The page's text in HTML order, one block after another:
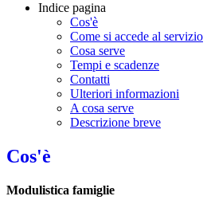
Indice pagina
Cos'è
Come si accede al servizio
Cosa serve
Tempi e scadenze
Contatti
Ulteriori informazioni
A cosa serve
Descrizione breve
Cos'è
Modulistica famiglie